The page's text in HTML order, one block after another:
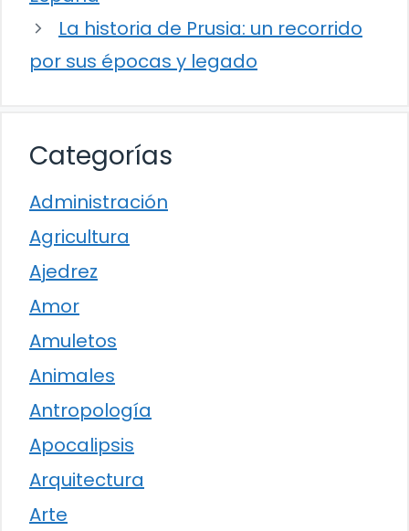
La historia de Prusia: un recorrido
por sus épocas y legado
Categorías
Administración
Agricultura
Ajedrez
Amor
Amuletos
Animales
Antropología
Apocalipsis
Arquitectura
Arte